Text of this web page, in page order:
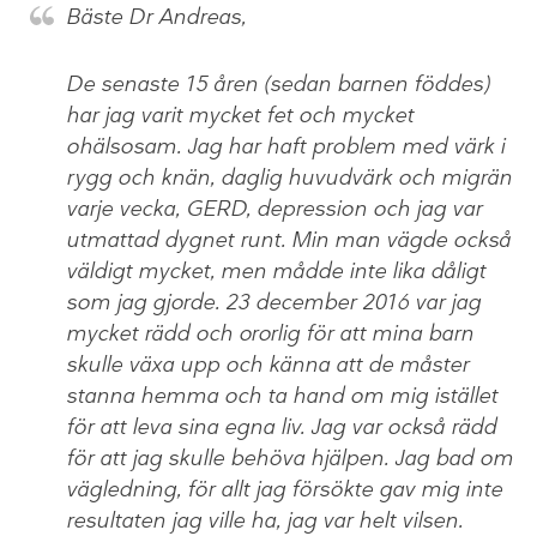
Bäste Dr Andreas,
De senaste 15 åren (sedan barnen föddes)
har jag varit mycket fet och mycket
ohälsosam. Jag har haft problem med värk i
rygg och knän, daglig huvudvärk och migrän
varje vecka, GERD, depression och jag var
utmattad dygnet runt. Min man vägde också
väldigt mycket, men mådde inte lika dåligt
som jag gjorde. 23 december 2016 var jag
mycket rädd och ororlig för att mina barn
skulle växa upp och känna att de måster
stanna hemma och ta hand om mig istället
för att leva sina egna liv. Jag var också rädd
för att jag skulle behöva hjälpen. Jag bad om
vägledning, för allt jag försökte gav mig inte
resultaten jag ville ha, jag var helt vilsen.